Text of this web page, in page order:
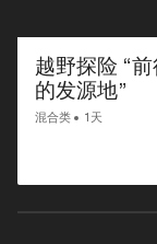
越野探险 “
的发源地”
混合类 1天